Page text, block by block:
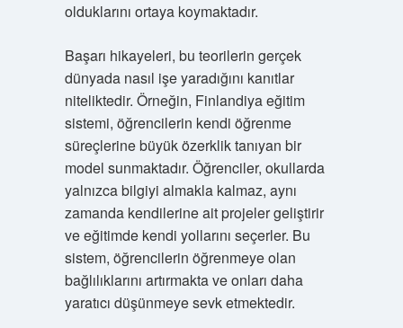
olduklarını ortaya koymaktadır.
Başarı hikayeleri, bu teorilerin gerçek
dünyada nasıl işe yaradığını kanıtlar
niteliktedir. Örneğin, Finlandiya eğitim
sistemi, öğrencilerin kendi öğrenme
süreçlerine büyük özerklik tanıyan bir
model sunmaktadır. Öğrenciler, okullarda
yalnızca bilgiyi almakla kalmaz, aynı
zamanda kendilerine ait projeler geliştirir
ve eğitimde kendi yollarını seçerler. Bu
sistem, öğrencilerin öğrenmeye olan
bağlılıklarını artırmakta ve onları daha
yaratıcı düşünmeye sevk etmektedir.